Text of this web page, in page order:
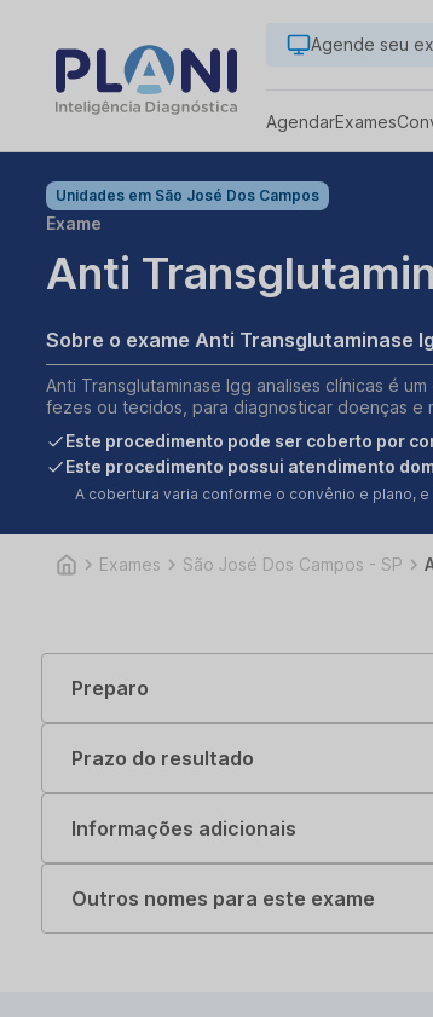
Agende seu
AgendarExames
Unidades em São José Dos Campos
Exame
Anti
Sobre o exame Anti Transglutaminase
Anti Transglutaminase Igg analises clínicas é
fezes ou tecidos, para diagnosticar doenças e
Este procedimento pode ser coberto por
Este procedimento possui atendimento
A cobertura varia conforme o convênio e plano,
Exames São José Dos Campos - SP
Preparo
Prazo do resultado
Informações adicionais
Outros nomes para este exame